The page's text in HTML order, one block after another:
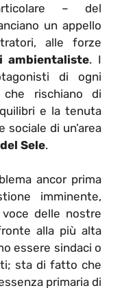
– del
un appello
alle forze
ambientaliste. I
di ogni
rischiano di
e la tenuta
sociale di un’area
Sele.
ancor prima
imminente,
delle nostre
alla più alta
essere sindaci o
sta di fatto che
primaria di